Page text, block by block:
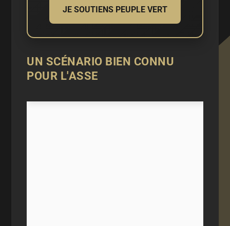
JE SOUTIENS PEUPLE VERT
UN SCÉNARIO BIEN CONNU
POUR L'ASSE